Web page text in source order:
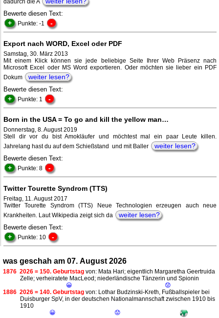
dadurch die A
Bewerte diesen Text:
+ Punkte: -1 -
Export nach WORD, Excel oder PDF
Samstag, 30. März 2013
Mit einem Klick können sie jede beliebige Seite Ihrer Web Präsenz nach
Microsoft Excel oder MS Word exportieren. Oder möchten sie lieber ein PDF
Dokum
weiter lesen?
Bewerte diesen Text:
+ Punkte: 1 -
Born in the USA = To go and kill the yellow man…
Donnerstag, 8. August 2019
Stell dir vor du bist Amokläufer und möchtest mal ein paar Leute killen.
Jahrelang hast du auf dem Schießstand und mit Baller
weiter lesen?
Bewerte diesen Text:
+ Punkte: 8 -
Twitter Tourette Syndrom (TTS)
Freitag, 11. August 2017
Twitter Tourette Syndrom (TTS) Neue Technologien erzeugen auch neue
Krankheiten. Laut Wikipedia zeigt sich da
weiter lesen?
Bewerte diesen Text:
+ Punkte: 10 -
was geschah am 07. August 2026
1876 2026 = 150. Geburtstag von: Mata Hari; eigentlich Margaretha Geertruida
Zelle; verheiratete MacLeod; niederländische Tänzerin und Spionin
😀
😟
1886 2026 = 140. Geburtstag von: Lothar Budzinski-Kreth, Fußballspieler bei
Duisburger SpV, in der deutschen Nationalmannschaft zwischen 1910 bis
1910
😀
😟